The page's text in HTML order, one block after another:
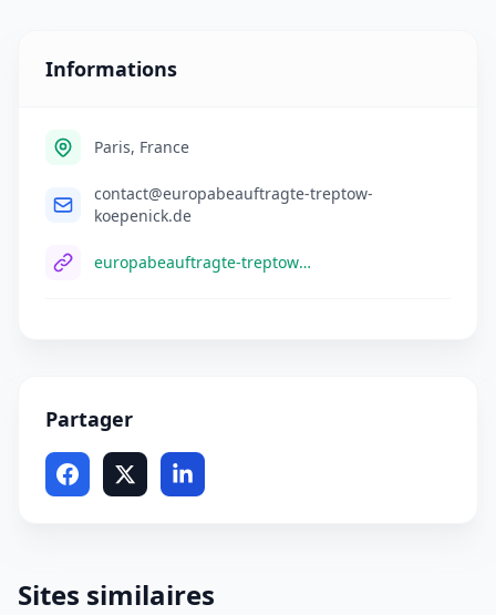
Informations
Paris, France
contact@europabeauftragte-treptow-
koepenick.de
europabeauftragte-treptow-koepenick.de
Partager
Sites similaires